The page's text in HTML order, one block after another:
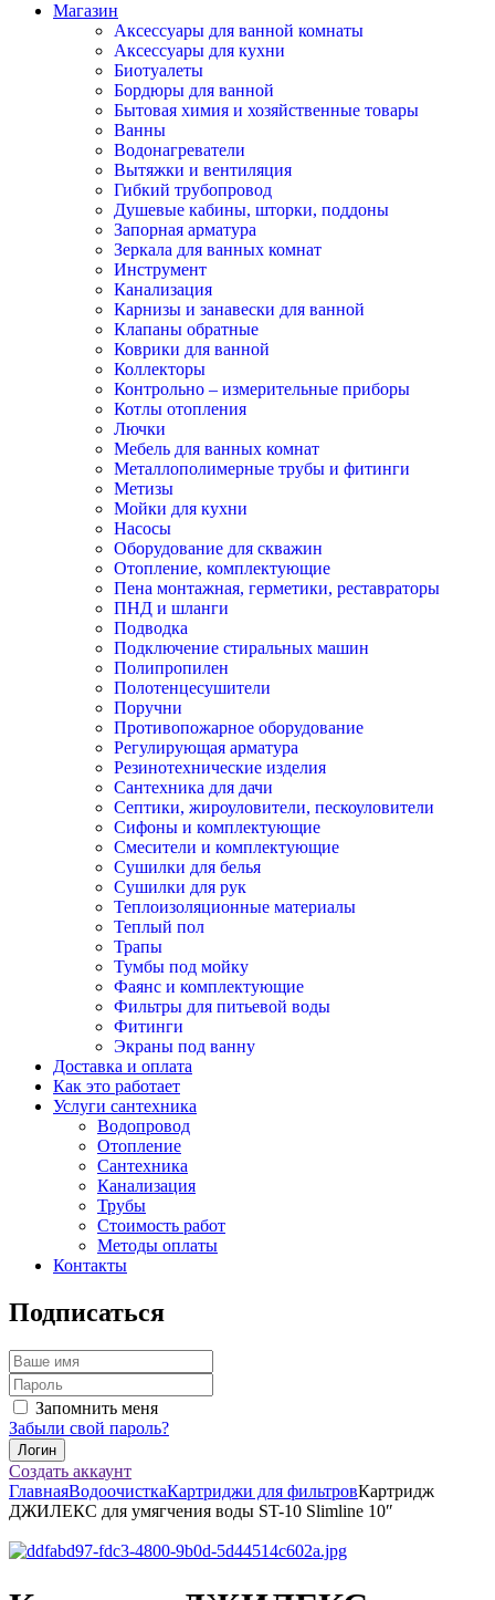
Магазин
Аксессуары для ванной комнаты
Аксессуары для кухни
Биотуалеты
Бордюры для ванной
Бытовая химия и хозяйственные товары
Ванны
Водонагреватели
Вытяжки и вентиляция
Гибкий трубопровод
Душевые кабины, шторки, поддоны
Запорная арматура
Зеркала для ванных комнат
Инструмент
Канализация
Карнизы и занавески для ванной
Клапаны обратные
Коврики для ванной
Коллекторы
Контрольно – измерительные приборы
Котлы отопления
Лючки
Мебель для ванных комнат
Металлополимерные трубы и фитинги
Метизы
Мойки для кухни
Насосы
Оборудование для скважин
Отопление, комплектующие
Пена монтажная, герметики, реставраторы
ПНД и шланги
Подводка
Подключение стиральных машин
Полипропилен
Полотенцесушители
Поручни
Противопожарное оборудование
Регулирующая арматура
Резинотехнические изделия
Сантехника для дачи
Септики, жироуловители, пескоуловители
Сифоны и комплектующие
Смесители и комплектующие
Сушилки для белья
Сушилки для рук
Теплоизоляционные материалы
Теплый пол
Трапы
Тумбы под мойку
Фаянс и комплектующие
Фильтры для питьевой воды
Фитинги
Экраны под ванну
Доставка и оплата
Как это работает
Услуги сантехника
Водопровод
Отопление
Сантехника
Канализация
Трубы
Стоимость работ
Методы оплаты
Контакты
Подписаться
Запомнить меня
Забыли свой пароль?
Создать аккаунт
ГлавнаяВодоочисткаКартриджи для фильтровКартридж
ДЖИЛЕКС для умягчения воды ST-10 Slimline 10″